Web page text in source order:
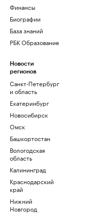
Финансы
Биографии
База знаний
РБК Образование
Новости
регионов
Санкт-Петербург
и область
Екатеринбург
Новосибирск
Омск
Башкортостан
Вологодская
область
Калининград
Краснодарский
край
Нижний
Новгород